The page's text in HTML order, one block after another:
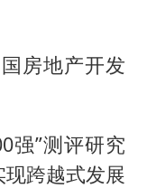
房地产开发
强”测评研究
跨越式发展